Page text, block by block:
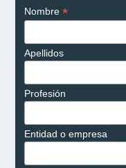
Nombre *
Apellidos
Profesión
Entidad o empresa